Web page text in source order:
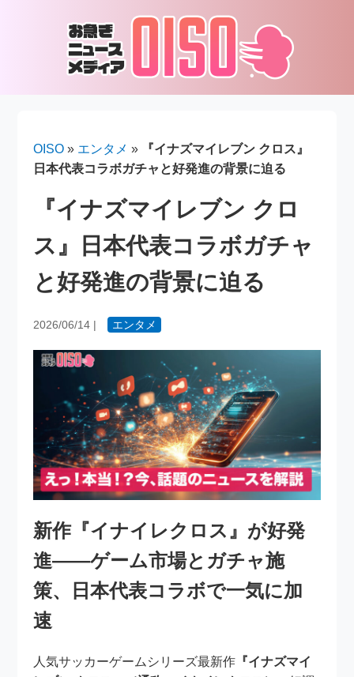
OISO » エンタメ »
『イナズマイレブン クロス』
日本代表コラボガチャと好発進の背景に迫る
『イナズマイレブン クロ
ス』日本代表コラボガチャ
と好発進の背景に迫る
2026/06/14 | エンタメ
新作『イナイレクロス』が好発
進――ゲーム市場とガチャ施
策、日本代表コラボで一気に加
速
人気サッカーゲームシリーズ最新作 『イナズマイ